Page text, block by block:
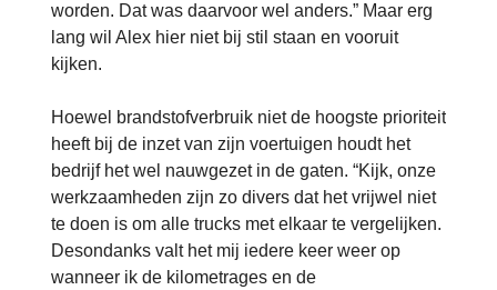
worden. Dat was daarvoor wel anders.” Maar erg
lang wil Alex hier niet bij stil staan en vooruit
kijken.
Hoewel brandstofverbruik niet de hoogste prioriteit
heeft bij de inzet van zijn voertuigen houdt het
bedrijf het wel nauwgezet in de gaten. “Kijk, onze
werkzaamheden zijn zo divers dat het vrijwel niet
te doen is om alle trucks met elkaar te vergelijken.
Desondanks valt het mij iedere keer weer op
wanneer ik de kilometrages en de